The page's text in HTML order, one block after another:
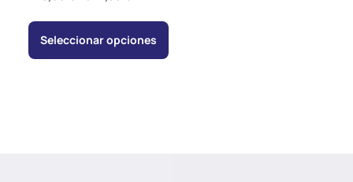
Seleccionar opciones